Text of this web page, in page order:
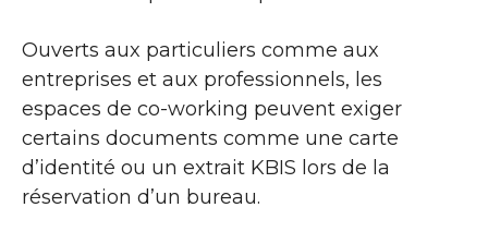
Ouverts aux particuliers comme aux
entreprises et aux professionnels, les
espaces de co-working peuvent exiger
certains documents comme une carte
d’identité ou un extrait KBIS lors de la
réservation d’un bureau.